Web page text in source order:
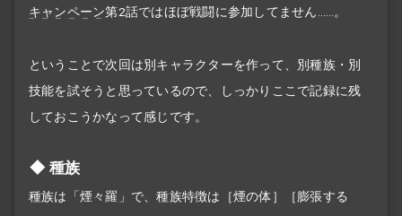
キャンペーン第2話ではほぼ戦闘に参加してません……。
ということで次回は別キャラクターを作って、別種族・別
技能を試そうと思っているので、しっかりここで記録に残
しておこうかなって感じです。
種族
種族は「煙々羅」で、種族特徴は［煙の体］［膨張する